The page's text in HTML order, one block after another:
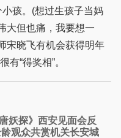
孩。(想过生孩子当妈
大但也痛，我要想一
宋晓飞有机会获得明年
有“得奖相”。
妖探》西安见面会反
观众共赏机关长安城